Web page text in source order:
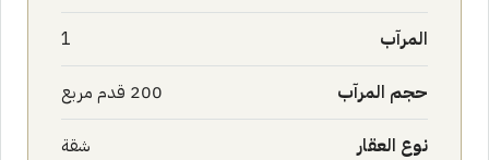
المرآب 1
حجم المرآب 200 قدم مربع
نوع العقار شقة